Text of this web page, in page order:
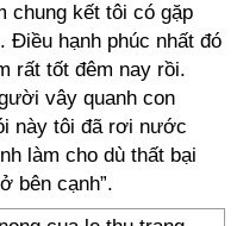
chung kết tôi có gặp
Điều hạnh phúc nhất đó
rất tốt đêm nay rồi.
vây quanh con
này tôi đã rơi nước
làm cho dù thất bại
bên cạnh”.